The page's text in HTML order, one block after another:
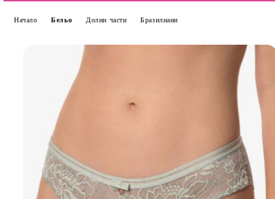
Начало Бельо Долни части Бразилиани